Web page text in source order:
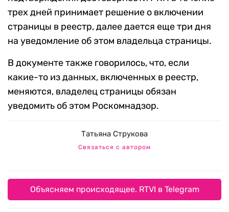
трех дней принимает решение о включении
страницы в реестр, далее дается еще три дня
на уведомление об этом владельца страницы.
В документе также говорилось, что, если
какие-то из данных, включенных в реестр,
меняются, владелец страницы обязан
уведомить об этом Роскомнадзор.
Татьяна Струкова
Связаться с автором
Объясняем происходящее. RTVI в Telegram